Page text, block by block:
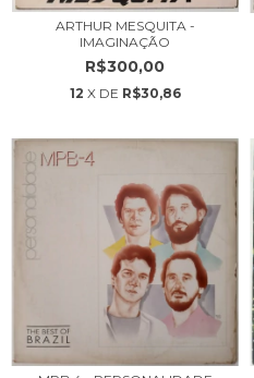
ARTHUR MESQUITA -
IMAGINAÇÃO
R$300,00
12 X DE R$30,86